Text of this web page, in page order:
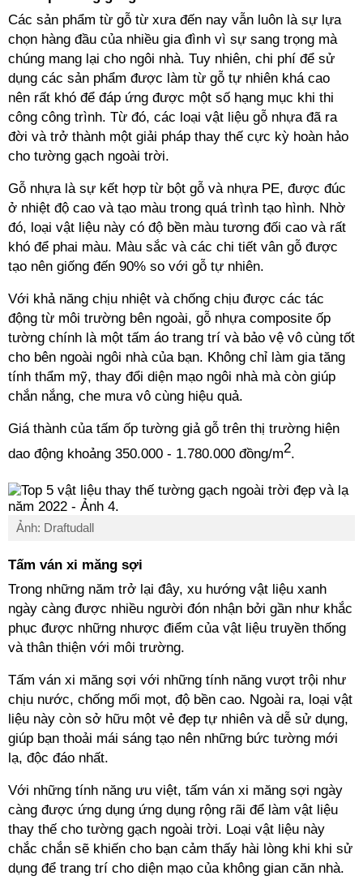
Các sản phẩm từ gỗ từ xưa đến nay vẫn luôn là sự lựa
chọn hàng đầu của nhiều gia đình vì sự sang trọng mà
chúng mang lại cho ngôi nhà. Tuy nhiên, chi phí để sử
dụng các sản phẩm được làm từ gỗ tự nhiên khá cao
nên rất khó để đáp ứng được một số hạng mục khi thi
công công trình. Từ đó, các loại vật liệu gỗ nhựa đã ra
đời và trở thành một giải pháp thay thế cực kỳ hoàn hảo
cho tường gạch ngoài trời.
Gỗ nhựa là sự kết hợp từ bột gỗ và nhựa PE, được đúc
ở nhiệt độ cao và tạo màu trong quá trình tạo hình. Nhờ
đó, loại vật liệu này có độ bền màu tương đối cao và rất
khó để phai màu. Màu sắc và các chi tiết vân gỗ được
tạo nên giống đến 90% so với gỗ tự nhiên.
Với khả năng chịu nhiệt và chống chịu được các tác
động từ môi trường bên ngoài, gỗ nhựa composite ốp
tường chính là một tấm áo trang trí và bảo vệ vô cùng tốt
cho bên ngoài ngôi nhà của bạn. Không chỉ làm gia tăng
tính thẩm mỹ, thay đổi diện mạo ngôi nhà mà còn giúp
chắn nắng, che mưa vô cùng hiệu quả.
Giá thành của tấm ốp tường giả gỗ trên thị trường hiện
dao động khoảng 350.000 - 1.780.000 đồng/m2.
Ảnh: Draftudall
Tấm ván xi măng sợi
Trong những năm trở lại đây, xu hướng vật liệu xanh
ngày càng được nhiều người đón nhận bởi gần như khắc
phục được những nhược điểm của vật liệu truyền thống
và thân thiện với môi trường.
Tấm ván xi măng sợi với những tính năng vượt trội như
chịu nước, chống mối mọt, độ bền cao. Ngoài ra, loại vật
liệu này còn sở hữu một vẻ đẹp tự nhiên và dễ sử dụng,
giúp bạn thoải mái sáng tạo nên những bức tường mới
lạ, độc đáo nhất.
Với những tính năng ưu việt, tấm ván xi măng sợi ngày
càng được ứng dụng ứng dụng rộng rãi để làm vật liệu
thay thế cho tường gạch ngoài trời. Loại vật liệu này
chắc chắn sẽ khiến cho bạn cảm thấy hài lòng khi khi sử
dụng để trang trí cho diện mạo của không gian căn nhà.